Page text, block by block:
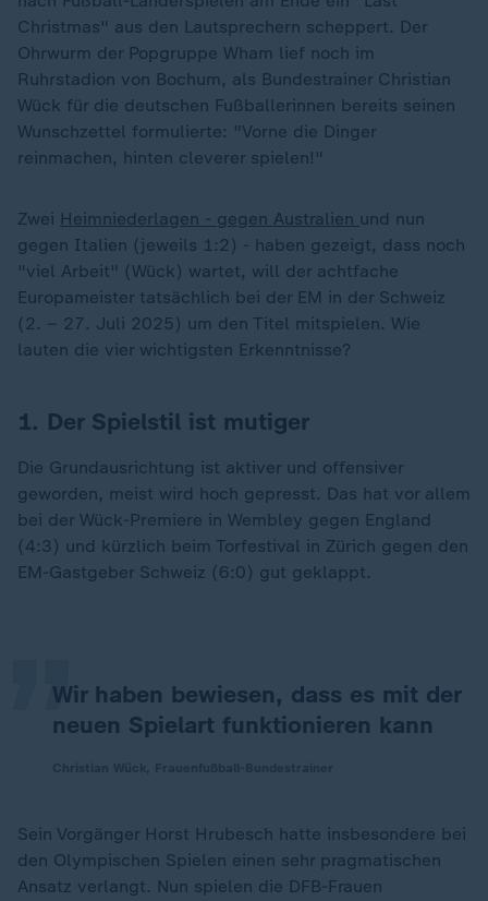
Christmas" aus den Lautsprechern scheppert. Der
Ohrwurm der Popgruppe Wham lief noch im
Ruhrstadion von Bochum, als Bundestrainer Christian
Wück für die deutschen Fußballerinnen bereits seinen
Wunschzettel formulierte: "Vorne die Dinger
reinmachen, hinten cleverer spielen!"
Zwei Heimniederlagen - gegen Australien und nun
gegen Italien (jeweils 1:2) - haben gezeigt, dass noch
"viel Arbeit" (Wück) wartet, will der achtfache
Europameister tatsächlich bei der EM in der Schweiz
(2. – 27. Juli 2025) um den Titel mitspielen. Wie
lauten die vier wichtigsten Erkenntnisse?
1. Der Spielstil ist mutiger
Die Grundausrichtung ist aktiver und offensiver
geworden, meist wird hoch gepresst. Das hat vor allem
bei der Wück-Premiere in Wembley gegen England
(4:3) und kürzlich beim Torfestival in Zürich gegen den
EM-Gastgeber Schweiz (6:0) gut geklappt.
Wir haben bewiesen, dass es mit der
neuen Spielart funktionieren kann
„
Sein Vorgänger Horst Hrubesch hatte insbesondere bei
den Olympischen Spielen einen sehr pragmatischen
Ansatz verlangt. Nun spielen die DFB-Frauen